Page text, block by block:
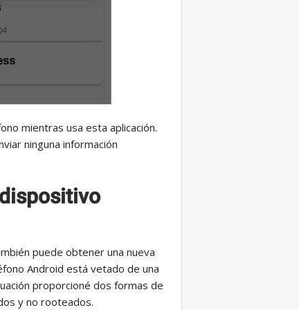
mientras usa esta aplicación.
ninguna información
puede obtener una nueva
Android está vetado de una
proporcioné dos formas de
y no rooteados.